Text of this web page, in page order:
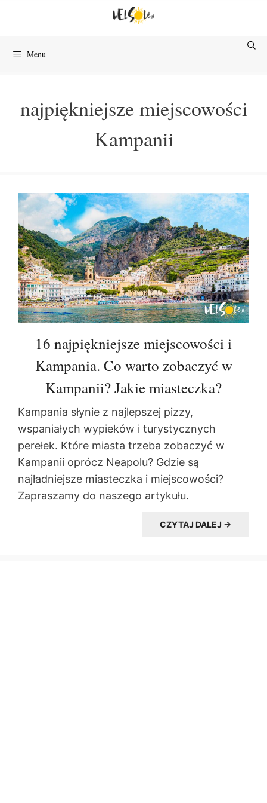
Menu
najpiękniejsze miejscowości
Kampanii
16 najpiękniejsze miejscowości i
Kampania. Co warto zobaczyć w
Kampanii? Jakie miasteczka?
Kampania słynie z najlepszej pizzy,
wspaniałych wypieków i turystycznych
perełek. Które miasta trzeba zobaczyć w
Kampanii oprócz Neapolu? Gdzie są
najładniejsze miasteczka i miejscowości?
Zapraszamy do naszego artykułu.
CZYTAJ DALEJ →